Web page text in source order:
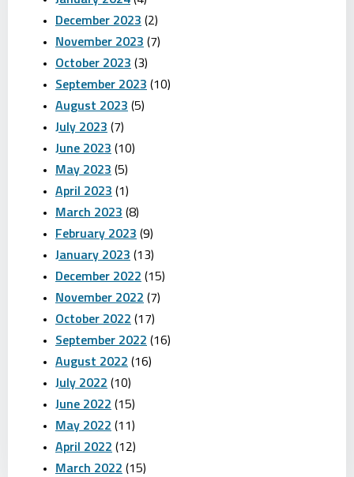
December 2023 (2)
November 2023 (7)
October 2023 (3)
September 2023 (10)
August 2023 (5)
July 2023 (7)
June 2023 (10)
May 2023 (5)
April 2023 (1)
March 2023 (8)
February 2023 (9)
January 2023 (13)
December 2022 (15)
November 2022 (7)
October 2022 (17)
September 2022 (16)
August 2022 (16)
July 2022 (10)
June 2022 (15)
May 2022 (11)
April 2022 (12)
March 2022 (15)